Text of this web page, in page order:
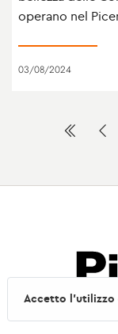
operano nel
03/08/2024
Accetto l'utilizzo